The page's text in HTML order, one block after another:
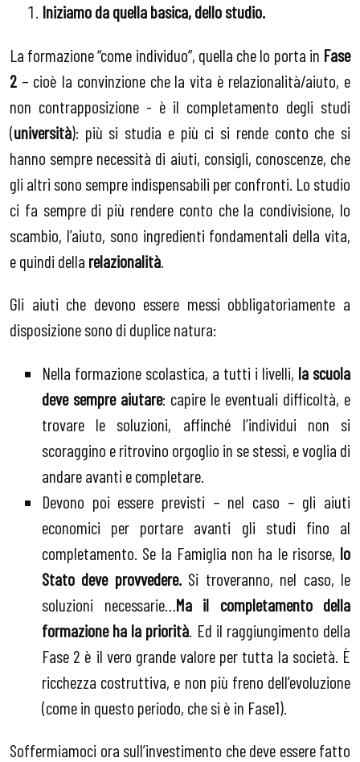
Iniziamo da quella basica, dello studio.
La formazione “come individuo”, quella che lo porta in Fase
2 – cioè la convinzione che la vita è relazionalità/aiuto, e
non contrapposizione - è il completamento degli studi
(università): più si studia e più ci si rende conto che si
hanno sempre necessità di aiuti, consigli, conoscenze, che
gli altri sono sempre indispensabili per confronti. Lo studio
ci fa sempre di più rendere conto che la condivisione, lo
scambio, l’aiuto, sono ingredienti fondamentali della vita,
e quindi della relazionalità
Gli aiuti che devono essere messi obbligatoriamente a
disposizione sono di duplice natura:
Nella formazione scolastica, a tutti i livelli, la scuola
deve sempre aiutare: capire le eventuali difficoltà, e
trovare le soluzioni, affinché l’individui non si
scoraggino e ritrovino orgoglio in se stessi, e voglia di
andare avanti e completare.
Devono poi essere previsti – nel caso – gli aiuti
economici per portare avanti gli studi fino al
completamento. Se la Famiglia non ha le risorse, lo
Stato deve provvedere. Si troveranno, nel caso, le
soluzioni necessarie… Ma il completamento della
formazione ha la priorità . Ed il raggiungimento della
Fase 2 è il vero grande valore per tutta la società. È
ricchezza costruttiva, e non più freno dell’evoluzione
(come in questo periodo, che si è in Fase1).
Soffermiamoci ora sull’investimento che deve essere fatto